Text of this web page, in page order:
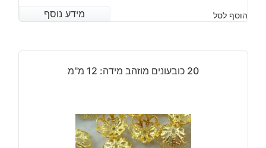
מידע נוסף הוסף לסל מידע נוסף
20 כובעונים מוזהב מידה: 12 מ"מ